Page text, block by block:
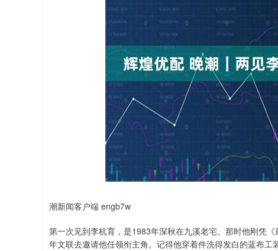
潮新闻客户端 engb7w
第一次见到李杭育，是1983年深秋在九溪老宅。那时他刚凭
年文联去邀请他任领衔主角。记得他穿着件洗得发白的蓝布工